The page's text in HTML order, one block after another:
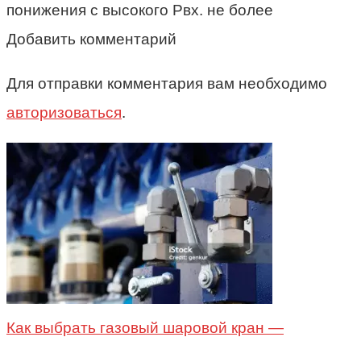
понижения с высокого Рвх. не более
Добавить комментарий
Для отправки комментария вам необходимо
авторизоваться.
Как выбрать газовый шаровой кран —